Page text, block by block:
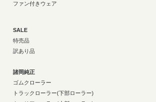
ファン付きウェア
SALE
特売品
訳あり品
諸岡純正
ゴムクローラー
トラックローラー(下部ローラー)